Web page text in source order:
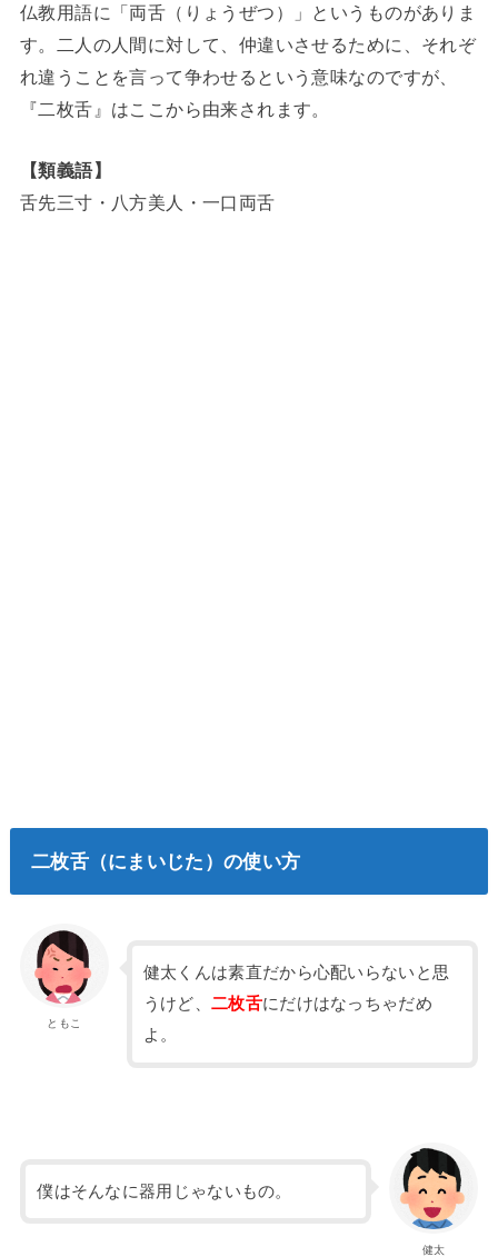
仏教用語に「両舌（りょうぜつ）」というものがありま
す。二人の人間に対して、仲違いさせるために、それぞ
れ違うことを言って争わせるという意味なのですが、
『二枚舌』はここから由来されます。
【類義語】
舌先三寸・八方美人・一口両舌
二枚舌（にまいじた）の使い方
ともこ
健太くんは素直だから心配いらないと思
うけど、二枚舌にだけはなっちゃだめ
よ。
健太
僕はそんなに器用じゃないもの。